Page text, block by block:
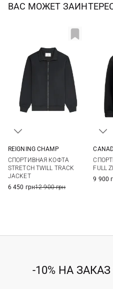
ВАС МОЖЕТ
REIGNING CHAMP
СПОРТИВНАЯ КОФТА
STRETCH TWILL TRACK
JACKET
6 450 грн12 900 грн
XXL
FULL
9 900
-10% НА